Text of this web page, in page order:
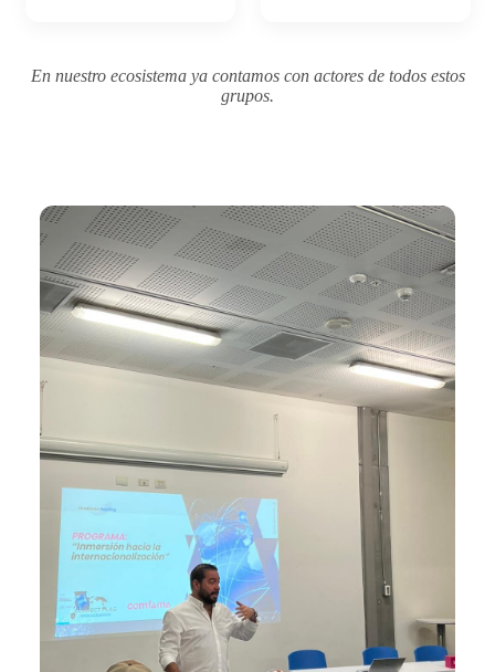
En nuestro ecosistema ya contamos con actores de todos estos
grupos.